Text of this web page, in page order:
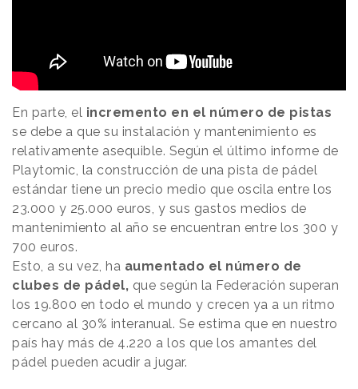
En parte, el incremento en el número de pistas
se debe a que su instalación y mantenimiento es
relativamente asequible. Según el último informe de
Playtomic, la construcción de una pista de pádel
estándar tiene un precio medio que oscila entre los
23.000 y 25.000 euros, y sus gastos medios de
mantenimiento al año se encuentran entre los 300 y
700 euros.
Esto, a su vez, ha aumentado el número de
clubes de pádel, que según la Federación superan
los 19.800 en todo el mundo y crecen ya a un ritmo
cercano al 30% interanual. Se estima que en nuestro
país hay más de 4.220 a los que los amantes del
pádel pueden acudir a jugar.